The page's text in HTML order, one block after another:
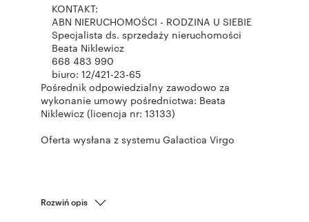
KONTAKT:
ABN NIERUCHOMOŚCI - RODZINA U SIEBIE
Specjalista ds. sprzedaży nieruchomości
Beata Niklewicz
668 483 990
biuro: 12/421-23-65
Pośrednik odpowiedzialny zawodowo za
wykonanie umowy pośrednictwa: Beata
Niklewicz (licencja nr: 13133)
Oferta wysłana z systemu Galactica Virgo
Rozwiń opis